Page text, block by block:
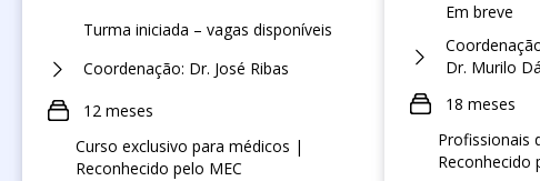
Turma iniciada – vagas disponíveis
Coordenação: Dr. José Ribas
12 meses
Curso exclusivo para médicos |
Reconhecido pelo MEC
Em breve
Dr. Murilo
18 meses
Profissionais
Reconhecido